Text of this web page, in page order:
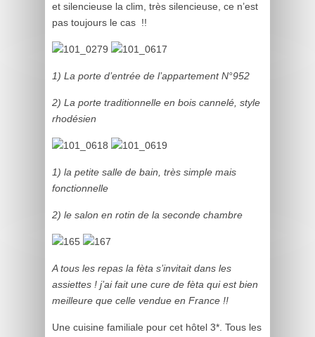
et silencieuse la clim, très silencieuse, ce n’est
pas toujours le cas !!
1) La porte d’entrée de l’appartement N°952
2) La porte traditionnelle en bois cannelé, style
rhodésien
1) la petite salle de bain, très simple mais
fonctionnelle
2) le salon en rotin de la seconde chambre
A tous les repas la fèta s’invitait dans les
assiettes ! j’ai fait une cure de fèta qui est bien
meilleure que celle vendue en France !!
Une cuisine familiale pour cet hôtel 3*. Tous les